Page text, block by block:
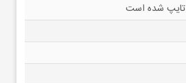
تایپ شده است